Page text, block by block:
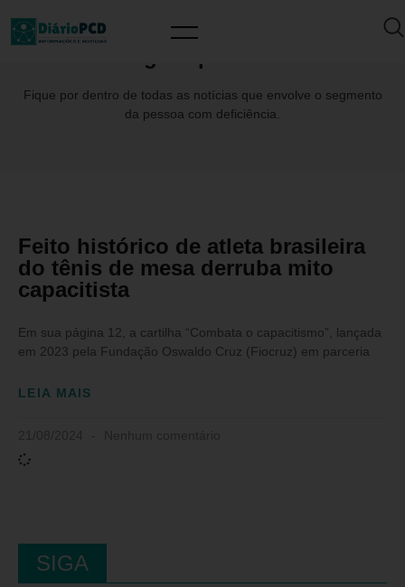
Fique por dentro de todas as notícias que envolve o segmento
da pessoa com deficiência.
Feito histórico de atleta brasileira
do tênis de mesa derruba mito
capacitista
Em sua página 12, a cartilha “Combata o capacitismo”, lançada
em 2023 pela Fundação Oswaldo Cruz (Fiocruz) em parceria
LEIA MAIS
SIGA